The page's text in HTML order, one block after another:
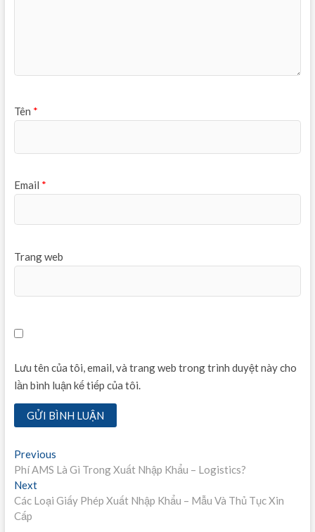
Tên *
Email *
Trang web
Lưu tên của tôi, email, và trang web trong trình duyệt này cho
lần bình luận kế tiếp của tôi.
Điều
hướng
bài
viết
PreviousPrevious
post:
Phí AMS Là Gì Trong Xuất Nhập Khẩu – Logistics?
NextNext
post:
Các Loại Giấy Phép Xuất Nhập Khẩu – Mẫu Và Thủ Tục Xin
Cấp